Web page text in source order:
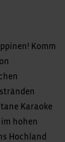
Komm
Karaoke
im hohen
Hochland